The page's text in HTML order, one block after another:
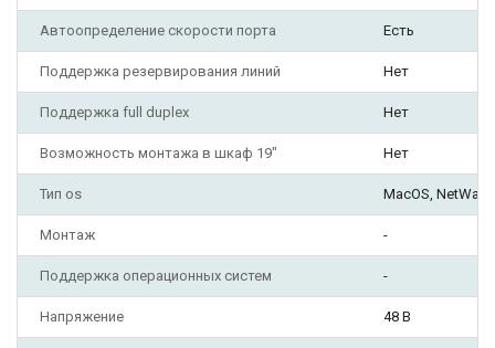
Автоопределение скорости порта Есть
Поддержка резервирования линий Нет
Поддержка full duplex Нет
Возможность монтажа в шкаф 19" Нет
Тип os MacOS,
Монтаж -
Поддержка операционных систем -
Напряжение 48 В